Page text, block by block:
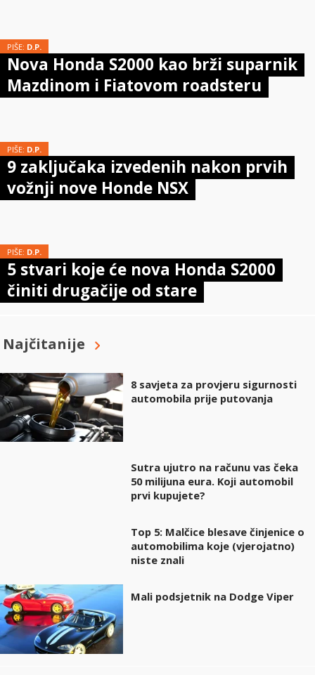
PIŠE: D.P.
Nova Honda S2000 kao brži suparnik
Mazdinom i Fiatovom roadsteru
PIŠE: D.P.
9 zaključaka izvedenih nakon prvih
vožnji nove Honde NSX
PIŠE: D.P.
5 stvari koje će nova Honda S2000
činiti drugačije od stare
Najčitanije
8 savjeta za provjeru sigurnosti
automobila prije putovanja
Sutra ujutro na računu vas čeka
50 milijuna eura. Koji automobil
prvi kupujete?
Top 5: Malčice blesave činjenice o
automobilima koje (vjerojatno)
niste znali
Mali podsjetnik na Dodge Viper